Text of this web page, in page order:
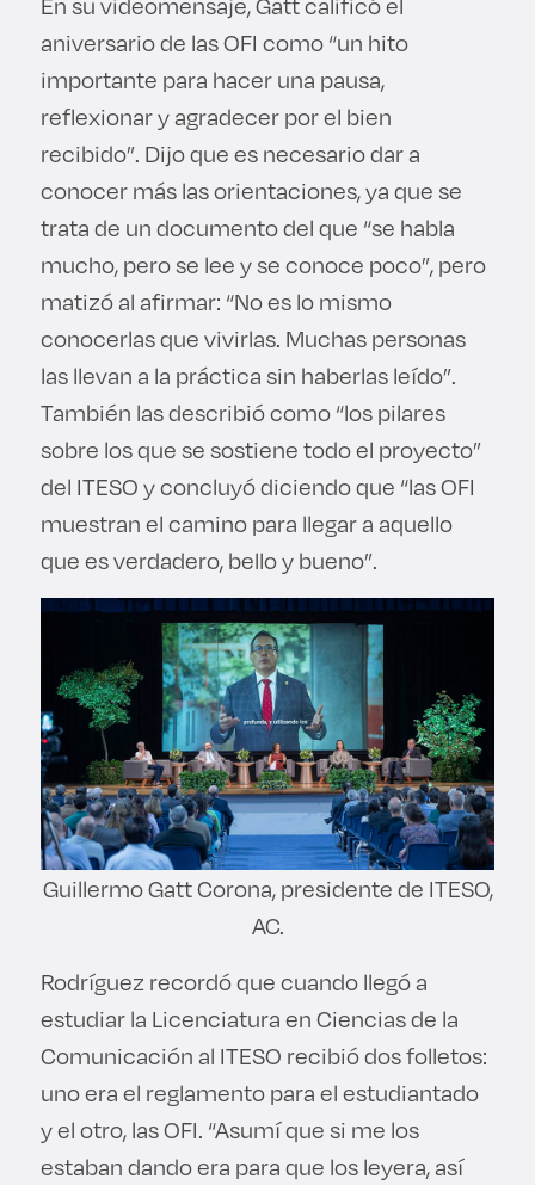
aniversario de las OFI como “un hito
importante para hacer una pausa,
reflexionar y agradecer por el bien
recibido”. Dijo que es necesario dar a
conocer más las orientaciones, ya que se
trata de un documento del que “se habla
mucho, pero se lee y se conoce poco”, pero
matizó al afirmar: “No es lo mismo
conocerlas que vivirlas. Muchas personas
las llevan a la práctica sin haberlas leído”.
También las describió como “los pilares
sobre los que se sostiene todo el proyecto”
del ITESO y concluyó diciendo que “las OFI
muestran el camino para llegar a aquello
que es verdadero, bello y bueno”.
Guillermo Gatt Corona, presidente de ITESO,
AC.
Rodríguez recordó que cuando llegó a
estudiar la Licenciatura en Ciencias de la
Comunicación al ITESO recibió dos folletos:
uno era el reglamento para el estudiantado
y el otro, las OFI. “Asumí que si me los
estaban dando era para que los leyera, así